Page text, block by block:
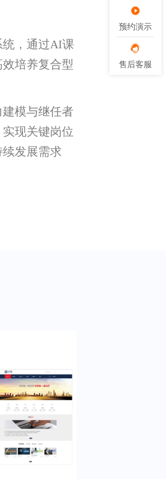
预约演示
售后客服
，通过AI课
培养复合型
模与继任者
现关键岗位
发展需求
预约演示
售后客服